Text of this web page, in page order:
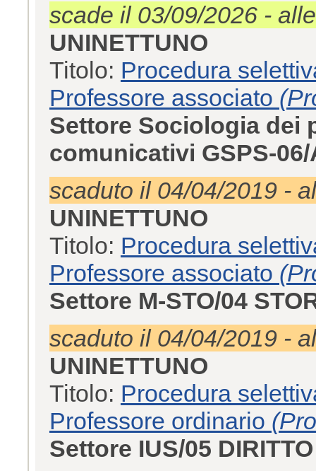
scade il 03/09/2026 -
UNINETTUNO
Titolo: Procedura
Professore associato
Settore Sociologia dei
comunicativi GSPS-06/
scaduto il 04/04/2019 -
UNINETTUNO
Titolo: Procedura
Professore associato
Settore M-STO/04
scaduto il 04/04/2019 -
UNINETTUNO
Titolo: Procedura
Professore ordinario
Settore IUS/05